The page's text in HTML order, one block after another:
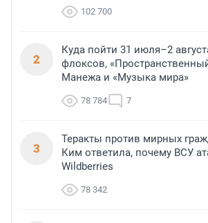
102 700
2
Куда пойти 31 июля–2
флоксов,
Манежа и «Музыка мира»
78 784 7
3
Теракты против мирных
Ким ответила, почему ВСУ
Wildberries
78 342